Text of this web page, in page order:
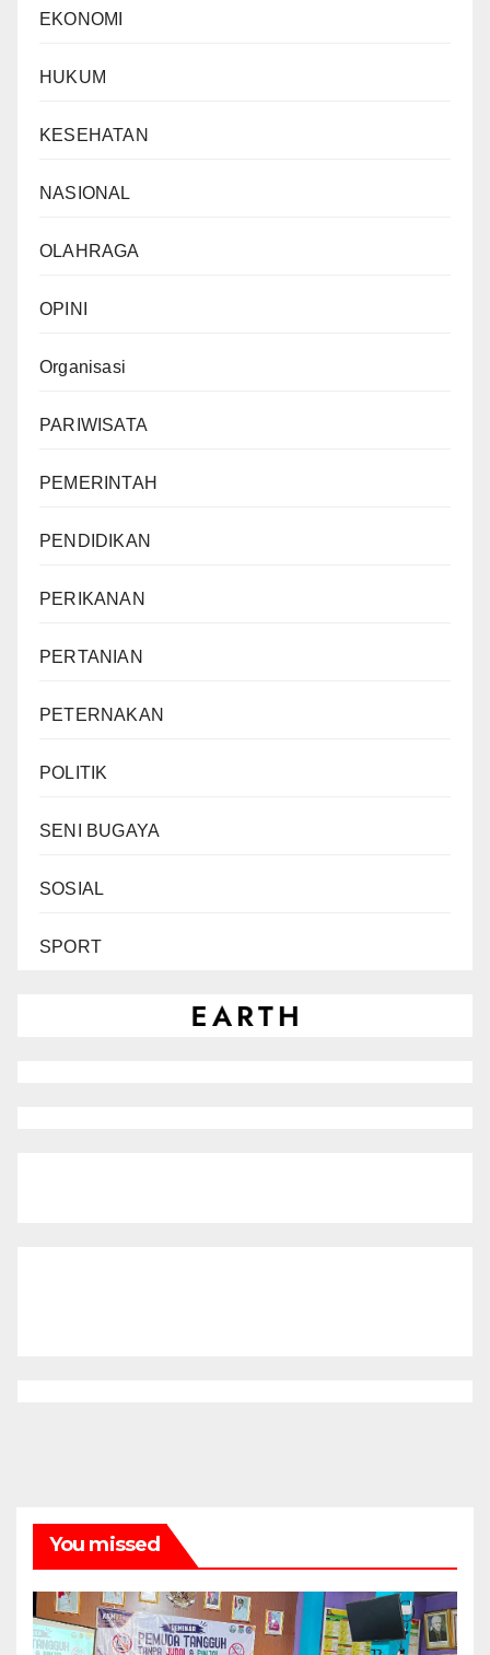
EKONOMI
HUKUM
KESEHATAN
NASIONAL
OLAHRAGA
OPINI
Organisasi
PARIWISATA
PEMERINTAH
PENDIDIKAN
PERIKANAN
PERTANIAN
PETERNAKAN
POLITIK
SENI BUGAYA
SOSIAL
SPORT
You missed